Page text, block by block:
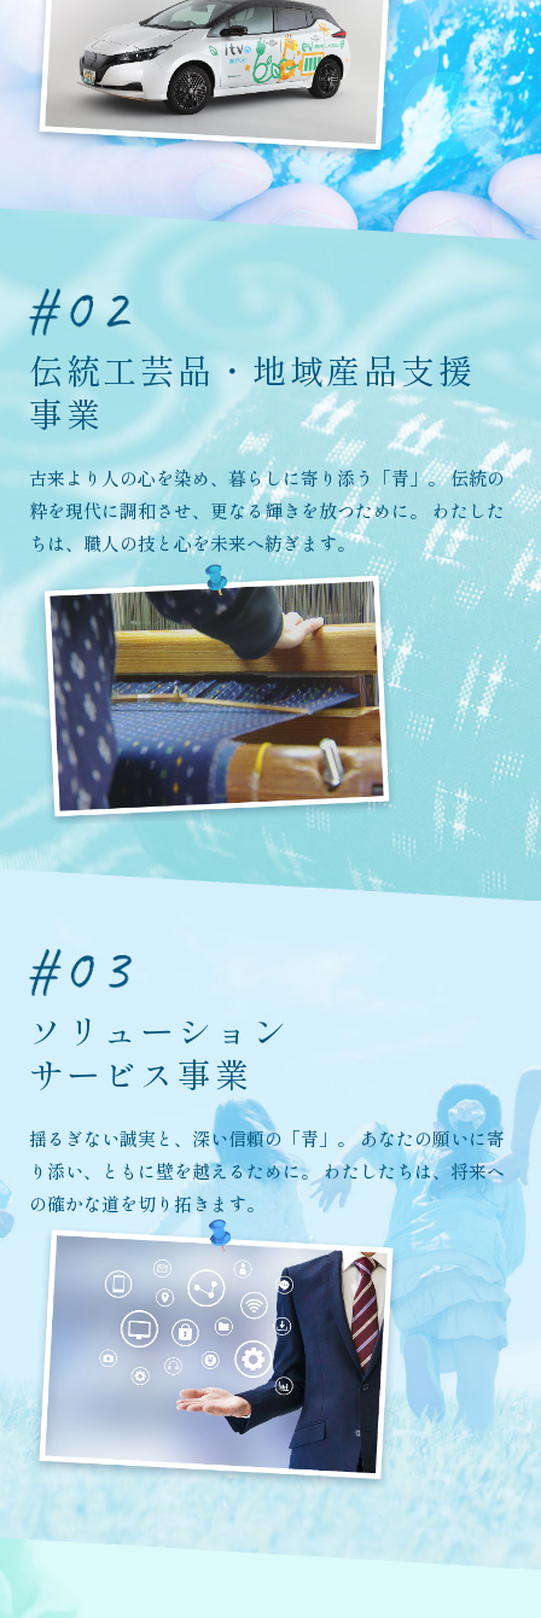
伝統工芸品・地域産品支援
事業
古来より人の心を染め、暮らしに寄り添う「青」。伝統の
粋を現代に調和させ、更なる輝きを放つために。
わたした
ちは、職人の技と心を未来へ紡ぎます。
ソリューション
サービス事業
揺るぎない誠実と、深い信頼の「青」。 あなたの願いに寄
り添い、ともに壁を越えるために。 わたしたちは、将来へ
の確かな道を切り拓きます。